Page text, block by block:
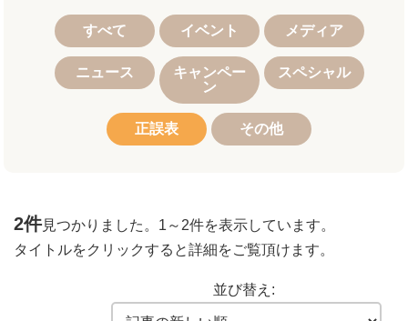
すべて イベント メディア
ニュース
キャンペー
ン
スペシャル
正誤表 その他
2件見つかりました。 1～2件を表示しています。
タイトルをクリックすると詳細をご覧頂けます。
並び替え: